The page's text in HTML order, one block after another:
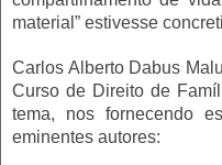
material” estivesse
Carlos Alberto Dabus
Curso de Direito de
tema, nos fornecendo
eminentes autores: